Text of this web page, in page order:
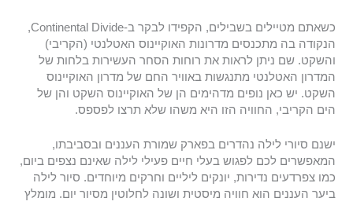
כשאתם מטיילים בשבילים, הקפידו לבקר ב-Continental Divide,
הנקודה בה מתכנסים מדרונות האוקיינוס ​​האטלנטי (הקריבי)
והשקט. שם ניתן לראות את רוחות הסחר העשירות בלחות של
המדרון האטלנטי מתנגשות באוויר החם של מדרון האוקיינוס ​​
השקט. יש כאן נופים מדהימים הן של האוקיינוס השקט והן של
הים הקריבי, החוויה הזו היא משהו שלא תרצו לפספס.
ישנם סיורי לילה נהדרים בפארק שמורת העננים ובסביבתו,
המאפשרים לכם לפגוש בעלי חיים פעילי לילה שאינם נצפים ביום,
כמו צפרדעים נדירות, יונקים ליליים וחרקים מיוחדים. סיור לילה
ביער העננים הוא חוויה מיסטית ושונה לחלוטין מסיור יום. מומלץ